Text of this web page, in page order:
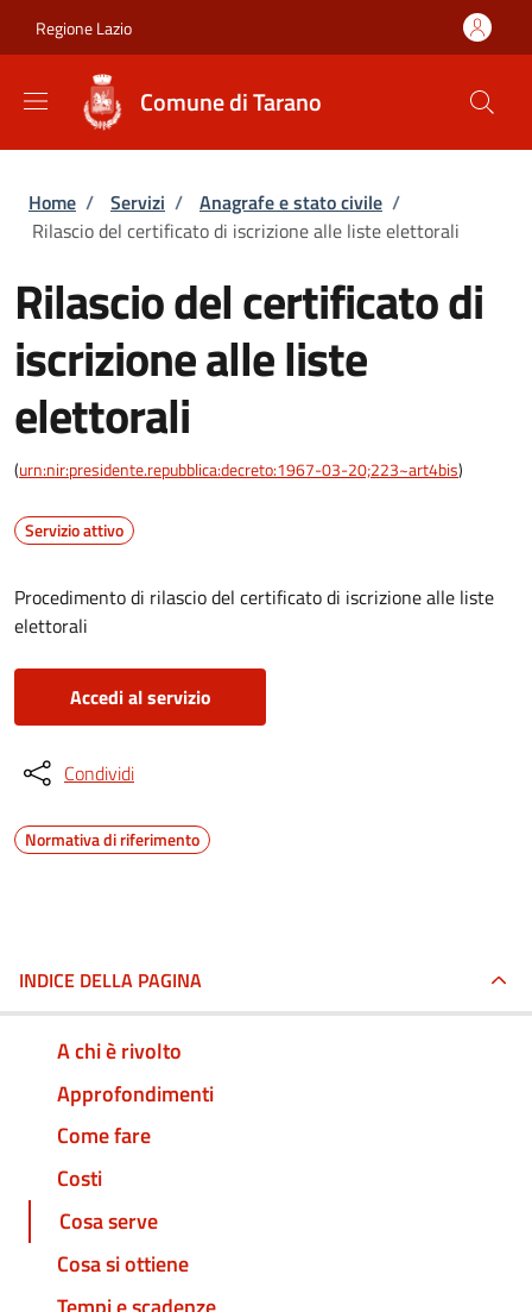
Regione Lazio
Comune di Tarano
Briciole di pane
Home / Servizi / Anagrafe e stato civile /
Rilascio del certificato di iscrizione alle liste elettorali
Rilascio del certificato di
iscrizione alle liste
elettorali
(urn:nir:presidente.repubblica:decreto:1967-03-20;223~art4bis)
Servizio attivo
Procedimento di rilascio del certificato di iscrizione alle liste
elettorali
Accedi al servizio
Condividi
Normativa di riferimento
INDICE DELLA PAGINA
A chi è rivolto
Approfondimenti
Come fare
Costi
Cosa serve
Cosa si ottiene